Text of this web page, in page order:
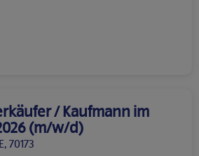
/ Kaufmann im
(m/w/d)
70173